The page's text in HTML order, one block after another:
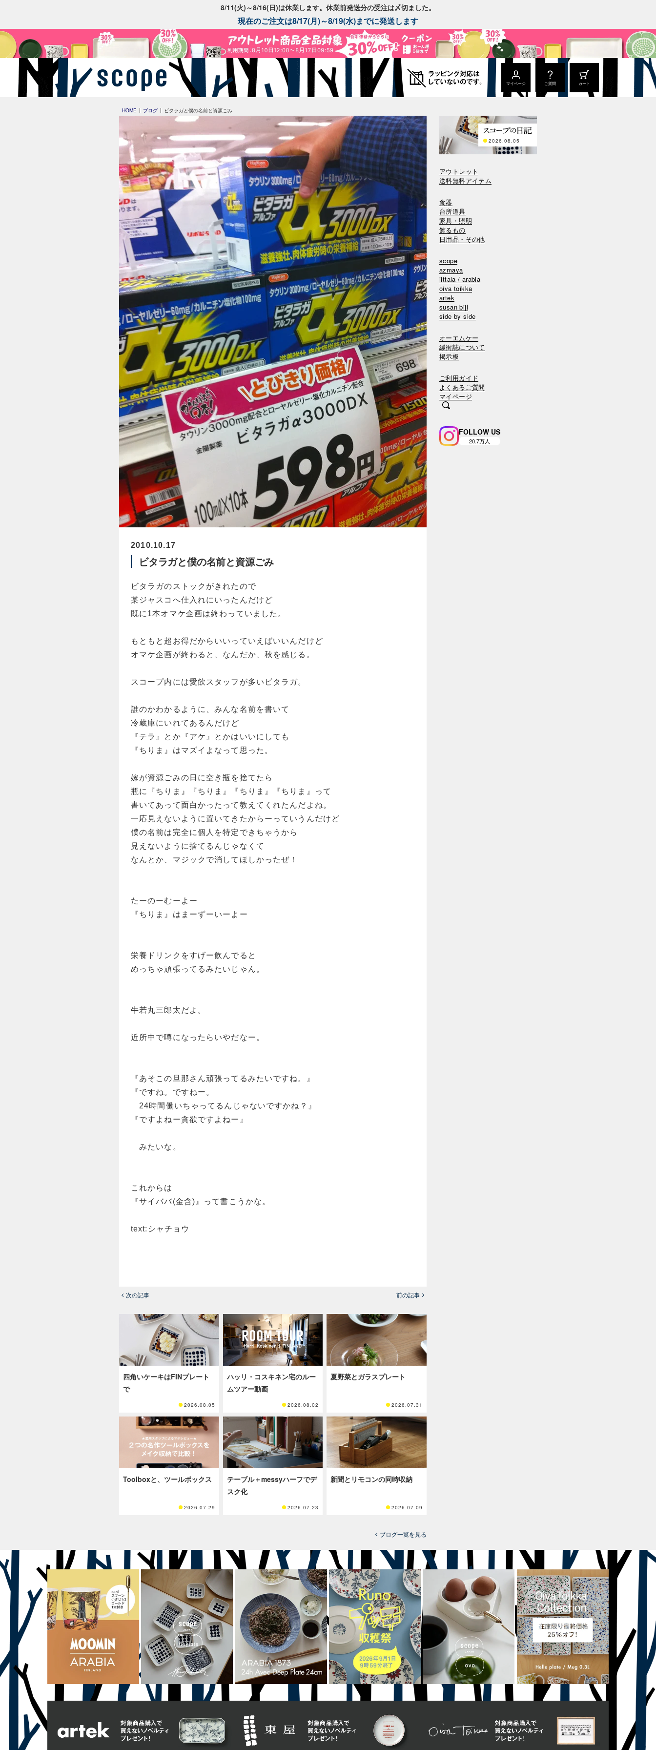
8/11(火)～8/16(日)は休業します。休業前発送分の受注は〆切ました。
現在のご注文は8/17(月)～8/19(水)までに発送します
マイページ ご質問 カート
HOME ブログ ビタラガと僕の名前と資源ごみ
2010.10.17
ビタラガと僕の名前と資源ごみ
ビタラガのストックがきれたので
某ジャスコへ仕入れにいったんだけど
既に1本オマケ企画は終わっていました。
もともと超お得だからいいっていえばいいんだけど
オマケ企画が終わると、なんだか、秋を感じる。
スコープ内には愛飲スタッフが多いビタラガ。
誰のかわかるように、みんな名前を書いて
冷蔵庫にいれてあるんだけど
『テラ』とか『アケ』とかはいいにしても
『ちりま』はマズイよなって思った。
嫁が資源ごみの日に空き瓶を捨てたら
瓶に『ちりま』『ちりま』『ちりま』『ちりま』って
書いてあって面白かったって教えてくれたんだよね。
一応見えないように置いてきたからーっていうんだけど
僕の名前は完全に個人を特定できちゃうから
見えないように捨てるんじゃなくて
なんとか、マジックで消してほしかったぜ！
たーのーむーよー
『ちりま』はまーずーいーよー
栄養ドリンクをすげー飲んでると
めっちゃ頑張ってるみたいじゃん。
牛若丸三郎太だよ。
近所中で噂になったらいやだなー。
『あそこの旦那さん頑張ってるみたいですね。』
『ですね。ですねー。
24時間働いちゃってるんじゃないですかね？』
『ですよねー貪欲ですよねー』
みたいな。
これからは
『サイババ(金含)』って書こうかな。
text:シャチョウ
次の記事 前の記事
四角いケーキはFINプレート
で
2026.08.05
ハッリ・コスキネン宅のルー
ムツアー動画
2026.08.02
夏野菜とガラスプレート
2026.07.31
Toolboxと、ツールボックス
2026.07.29
テーブル＋messyハーフでデ
スク化
2026.07.23
新聞とリモコンの同時収納
2026.07.09
ブログ一覧を見る
2026.08.05
アウトレット
送料無料アイテム
食器
台所道具
家具・照明
飾るもの
日用品・その他
scope
azmaya
iittala / arabia
oiva toikka
artek
susan bijl
side by side
オーエムケー
緩衝誌について
掲示板
ご利用ガイド
よくあるご質問
マイページ
FOLLOW US